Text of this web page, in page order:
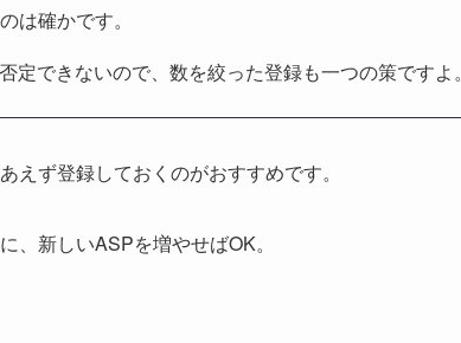
は確かです。
できないので、数を絞った登録も一つの策ですよ。
ず登録しておくのがおすすめです。
、新しいASPを増やせばOK。